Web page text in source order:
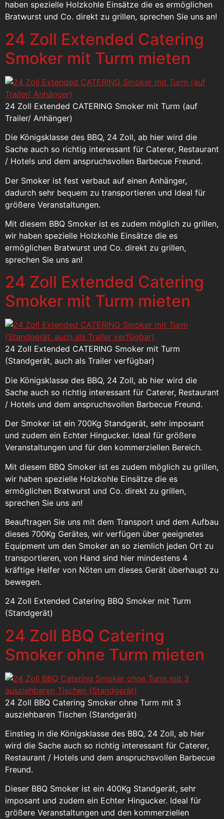
haben spezielle Holzkohle Einsätze die es ermöglichen
Bratwurst und Co. direkt zu grillen, sprechen Sie uns an!
24 Zoll Extended Catering
Smoker mit Turm mieten
24 Zoll Extended CATERING Smoker mit Turm (auf
Trailer/ Anhänger)
Die Königsklasse des BBQ, 24 Zoll, ab hier wird die
Sache auch so richtig interessant für Caterer, Restaurant
/ Hotels und dem anspruchsvollen Barbecue Freund.
Der Smoker ist fest verbaut auf einen Anhänger,
dadurch sehr bequem zu transportieren und Ideal für
größere Veranstaltungen.
Mit diesem BBQ Smoker ist es zudem möglich zu grillen,
wir haben spezielle Holzkohle Einsätze die es
ermöglichen Bratwurst und Co. direkt zu grillen,
sprechen Sie uns an!
24 Zoll Extended Catering
Smoker mit Turm mieten
24 Zoll Extended CATERING Smoker mit Turm
(Standgerät, auch als Trailer verfügbar)
Die Königsklasse des BBQ, 24 Zoll, ab hier wird die
Sache auch so richtig interessant für Caterer, Restaurant
/ Hotels und dem anspruchsvollen Barbecue Freund.
Der Smoker ist ein 700Kg Standgerät, sehr imposant
und zudem ein Echter Hingucker. Ideal für größere
Veranstaltungen und für den kommerziellen Bereich.
Mit diesem BBQ Smoker ist es zudem möglich zu grillen,
wir haben spezielle Holzkohle Einsätze die es
ermöglichen Bratwurst und Co. direkt zu grillen,
sprechen Sie uns an!
Beauftragen Sie uns mit dem Transport und dem Aufbau
dieses 700Kg Gerätes, wir verfügen über geeignetes
Equipment um den Smoker an so ziemlich jeden Ort zu
transportieren, von Hand sind hier mindestens 4
kräftige Helfer von Nöten um dieses Gerät überhaupt zu
bewegen.
24 Zoll Extended Catering BBQ Smoker mit Turm
(Standgerät)
24 Zoll BBQ Catering
Smoker ohne Turm mieten
24 Zoll BBQ Catering Smoker ohne Turm mit 3
ausziehbaren Tischen (Standgerät)
Einstieg in die Königsklasse des BBQ, 24 Zoll, ab hier
wird die Sache auch so richtig interessant für Caterer,
Restaurant / Hotels und dem anspruchsvollen Barbecue
Freund.
Dieser BBQ Smoker ist ein 400Kg Standgerät, sehr
imposant und zudem ein Echter Hingucker. Ideal für
größere Veranstaltungen und den kommerziellen